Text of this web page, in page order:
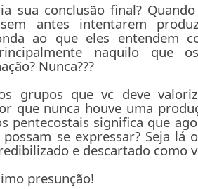
sua conclusão final?
antes intentarem
ao que eles entendem
naquilo que
Nunca???
grupos que vc deve
que nunca houve uma
pentecostais significa que
possam se expressar? Seja lá
e descartado como
presunção!